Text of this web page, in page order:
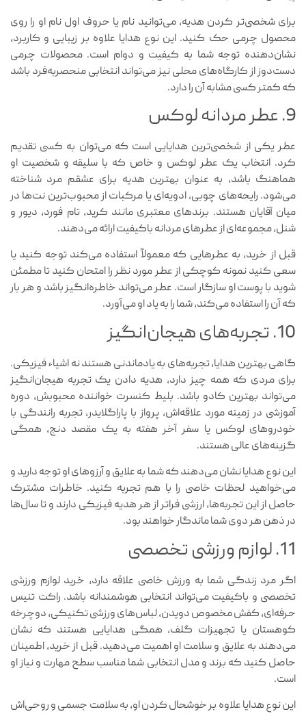
برای شخصی‌تر کردن هدیه، می‌توانید نام یا حروف اول نام او را روی
محصول چرمی حک کنید. این نوع هدایا علاوه بر زیبایی و کاربرد،
نشان‌دهنده توجه شما به کیفیت و دوام است. محصولات چرمی
دست‌دوز از کارگاه‌های محلی نیز می‌تواند انتخابی منحصربه‌فرد باشد
که کمتر کسی مشابه آن را دارد.
9. عطر مردانه لوکس
عطر یکی از شخصی‌ترین هدایایی است که می‌توان به کسی تقدیم
کرد. انتخاب یک عطر لوکس و خاص که با سلیقه و شخصیت او
هماهنگ باشد، به عنوان بهترین هدیه برای عشقم مرد شناخته
می‌شود. رایحه‌های چوبی، ادویه‌ای یا مرکبات از محبوب‌ترین نت‌ها در
میان آقایان هستند. برندهای معتبری مانند کرید، تام فورد، دیور و
شنل، مجموعه‌ای از عطرهای مردانه باکیفیت ارائه می‌دهند.
قبل از خرید، به عطرهایی که معمولاً استفاده می‌کند توجه کنید یا
سعی کنید نمونه کوچکی از عطر مورد نظر را امتحان کنید تا مطمئن
شوید با پوست او سازگار است. عطر می‌تواند خاطره‌انگیز باشد و هر بار
که آن را استفاده می‌کند، شما را به یاد او می‌آورد.
10. تجربه‌های هیجان‌انگیز
گاهی بهترین هدایا، تجربه‌های به یادماندنی هستند نه اشیاء فیزیکی.
برای مردی که همه چیز دارد، هدیه دادن یک تجربه هیجان‌انگیز
می‌تواند بهترین کادو باشد. بلیط کنسرت خواننده محبوبش، دوره
آموزشی در زمینه مورد علاقه‌اش، پرواز با پاراگلایدر، تجربه رانندگی با
خودروهای لوکس یا سفر آخر هفته به یک مقصد دنج، همگی
گزینه‌های عالی هستند.
این نوع هدایا نشان می‌دهند که شما به علایق و آرزوهای او توجه دارید و
می‌خواهید لحظات خاصی را با هم تجربه کنید. خاطرات مشترک
حاصل از این تجربه‌ها، ارزشی فراتر از هر هدیه فیزیکی دارند و تا سال‌ها
در ذهن هر دوی شما ماندگار خواهند بود.
11. لوازم ورزشی تخصصی
اگر مرد زندگی شما به ورزش خاصی علاقه دارد، خرید لوازم ورزشی
تخصصی و باکیفیت می‌تواند انتخابی هوشمندانه باشد. راکت تنیس
حرفه‌ای، کفش مخصوص دویدن، لباس‌های ورزشی تکنیکی، دوچرخه
کوهستان یا تجهیزات گلف، همگی هدایایی هستند که نشان
می‌دهند به علایق و سلامت او اهمیت می‌دهید. قبل از خرید، اطمینان
حاصل کنید که برند و مدل انتخابی شما مناسب سطح مهارت و نیاز او
است.
این نوع هدایا علاوه بر خوشحال کردن او، به سلامت جسمی و روحی‌اش